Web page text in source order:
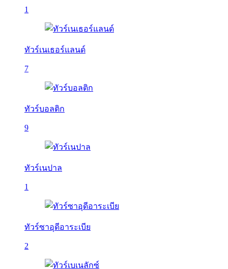
1
ทัวร์เนเธอร์แลนด์
7
ทัวร์บอลติก
9
ทัวร์เนปาล
1
ทัวร์ซาอุดีอาระเบีย
2